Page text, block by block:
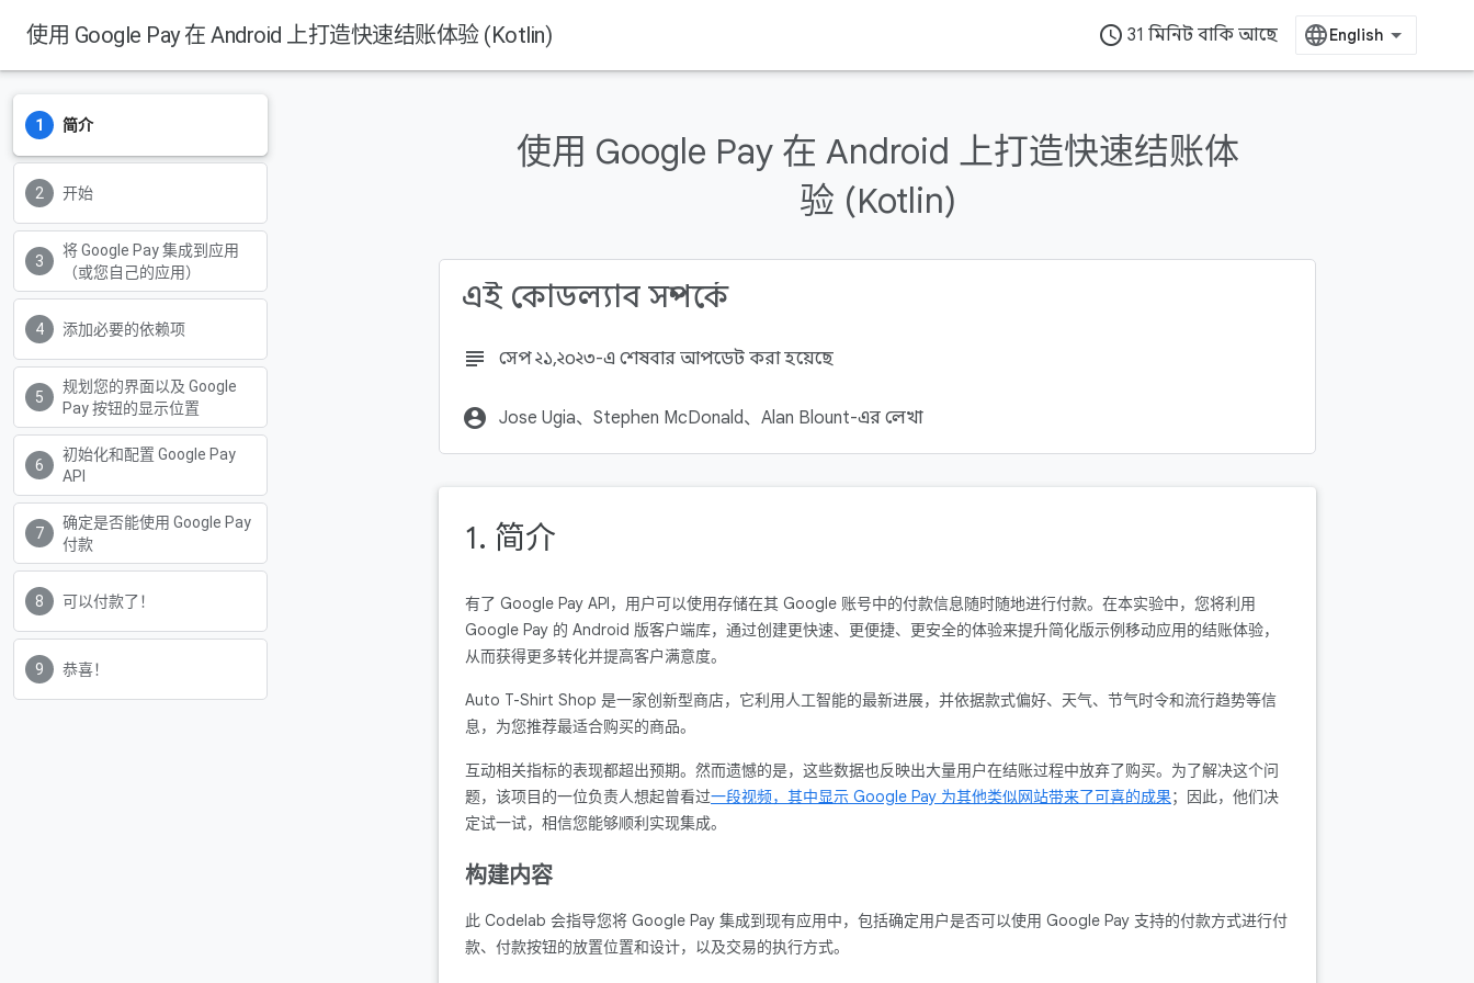
使用 Google Pay 在 Android 上打造快速结账体验 (Kotlin) access_time 31 মিনিট বাকি আছে
简介
开始
将 Google Pay 集成到应用
（或您自己的应用）
添加必要的依赖项
规划您的界面以及 Google
Pay 按钮的显示位置
初始化和配置 Google Pay
API
确定是否能使用 Google Pay
付款
可以付款了！
恭喜！
使用 Google Pay 在 Android 上打造快速结账体
验 (Kotlin)
এই কোডল্যাব সম্পর্কে
subject সেপ ২১, ২০২৩-এ শেষবার আপডেট করা হয়েছে
account_circle Jose Ugia、Stephen McDonald、Alan Blount-এর লেখা
1. 简介
有了 Google Pay API，用户可以使用存储在其 Google 账号中的付款信息随时随地进行付款。在本实验中，您将利用
Google Pay 的 Android 版客户端库，通过创建更快速、更便捷、更安全的体验来提升简化版示例移动应用的结账体验，
从而获得更多转化并提高客户满意度。
Auto T-Shirt Shop 是一家创新型商店，它利用人工智能的最新进展，并依据款式偏好、天气、节气时令和流行趋势等信
息，为您推荐最适合购买的商品。
互动相关指标的表现都超出预期。然而遗憾的是，这些数据也反映出大量用户在结账过程中放弃了购买。为了解决这个问
题，该项目的一位负责人想起曾看过一段视频，其中显示 Google Pay 为其他类似网站带来了可喜的成果；因此，他们决
定试一试，相信您能够顺利实现集成。
构建内容
此 Codelab 会指导您将 Google Pay 集成到现有应用中，包括确定用户是否可以使用 Google Pay 支持的付款方式进行付
款、付款按钮的放置位置和设计，以及交易的执行方式。